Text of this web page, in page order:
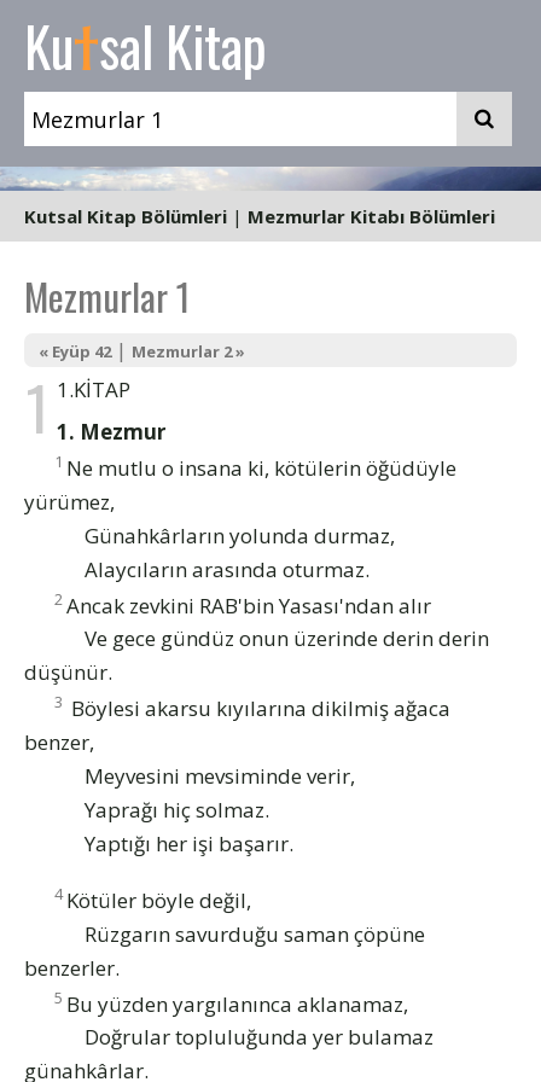
Kutsal Kitap
Kutsal Kitap Bölümleri | Mezmurlar Kitabı Bölümleri
Mezmurlar 1
« Eyüp 42| Mezmurlar 2 »
1 1.KİTAP
1. Mezmur
1 Ne mutlu o insana ki, kötülerin öğüdüyle
yürümez,
Günahkârların yolunda durmaz,
Alaycıların arasında oturmaz.
2Ancak zevkini RAB'bin Yasası'ndan alır
Ve gece gündüz onun üzerinde derin derin
düşünür.
3 Böylesi akarsu kıyılarına dikilmiş ağaca
benzer,
Meyvesini mevsiminde verir,
Yaprağı hiç solmaz.
Yaptığı her işi başarır.
4 Kötüler böyle değil,
Rüzgarın savurduğu saman çöpüne
benzerler.
5 Bu yüzden yargılanınca aklanamaz,
Doğrular topluluğunda yer bulamaz
günahkârlar.